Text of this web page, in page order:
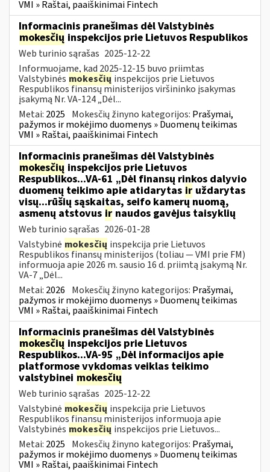
VMI » Raštai, paaiškinimai Fintech
Informacinis pranešimas dėl Valstybinės
mokesčių inspekcijos prie Lietuvos Respublikos
Web turinio sąrašas 2025-12-22
Informuojame, kad 2025-12-15 buvo priimtas
Valstybinės mokesčių inspekcijos prie Lietuvos
Respublikos finansų ministerijos viršininko įsakymas
įsakymą Nr. VA-124 „Dėl...
Metai: 2025 Mokesčių žinyno kategorijos: Prašymai,
pažymos ir mokėjimo duomenys » Duomenų teikimas
VMI » Raštai, paaiškinimai Fintech
Informacinis pranešimas dėl Valstybinės
mokesčių inspekcijos prie Lietuvos
Respublikos...VA-61 „Dėl finansų rinkos dalyvio
duomenų teikimo apie atidarytas ir uždarytas
visų...rūšių sąskaitas, seifo kamerų nuomą,
asmenų atstovus ir naudos gavėjus taisyklių
Web turinio sąrašas 2026-01-28
Valstybinė mokesčių inspekcija prie Lietuvos
Respublikos finansų ministerijos (toliau — VMI prie FM)
informuoja apie 2026 m. sausio 16 d. priimtą įsakymą Nr.
VA-7 „Dėl...
Metai: 2026 Mokesčių žinyno kategorijos: Prašymai,
pažymos ir mokėjimo duomenys » Duomenų teikimas
VMI » Raštai, paaiškinimai Fintech
Informacinis pranešimas dėl Valstybinės
mokesčių inspekcijos prie Lietuvos
Respublikos...VA-95 „Dėl informacijos apie
platformose vykdomas veiklas teikimo
valstybinei mokesčių
Web turinio sąrašas 2025-12-22
Valstybinė mokesčių inspekcija prie Lietuvos
Respublikos finansų ministerijos informuoja apie
Valstybinės mokesčių inspekcijos prie Lietuvos...
Metai: 2025 Mokesčių žinyno kategorijos: Prašymai,
pažymos ir mokėjimo duomenys » Duomenų teikimas
VMI » Raštai, paaiškinimai Fintech